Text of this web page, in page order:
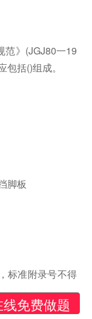
范》(JGJ80一19
括()组成。
脚板
标准附录号不得
免费做题